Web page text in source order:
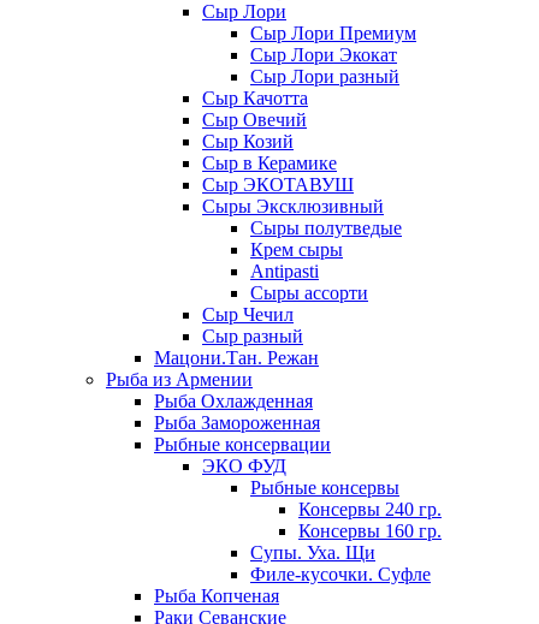
Сыр Лори
Сыр Лори Премиум
Сыр Лори Экокат
Сыр Лори разный
Сыр Качотта
Сыр Овечий
Сыр Козий
Сыр в Керамике
Сыр ЭКОТАВУШ
Сыры Эксклюзивный
Сыры полутведые
Крем сыры
Antipasti
Сыры ассорти
Сыр Чечил
Сыр разный
Мацони.Тан. Режан
Рыба из Армении
Рыба Охлажденная
Рыба Замороженная
Рыбные консервации
ЭКО ФУД
Рыбные консервы
Консервы 240 гр.
Консервы 160 гр.
Супы. Уха. Щи
Филе-кусочки. Суфле
Рыба Копченая
Раки Севанские